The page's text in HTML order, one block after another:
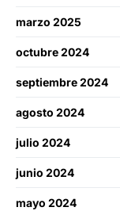
marzo 2025
octubre 2024
septiembre 2024
agosto 2024
julio 2024
junio 2024
mayo 2024